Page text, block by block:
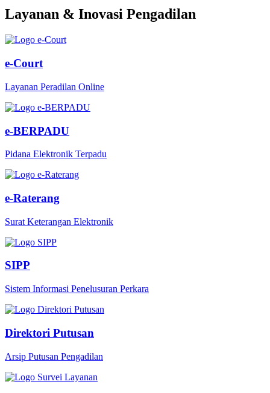
Layanan & Inovasi Pengadilan
e-Court
Layanan Peradilan Online
e-BERPADU
Pidana Elektronik Terpadu
e-Raterang
Surat Keterangan Elektronik
SIPP
Sistem Informasi Penelusuran Perkara
Direktori Putusan
Arsip Putusan Pengadilan